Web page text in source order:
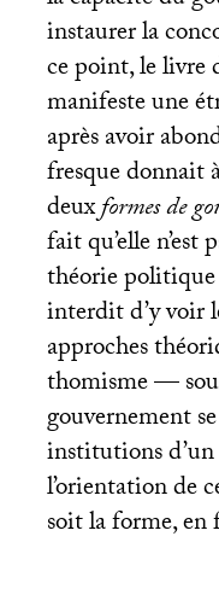
instaurer la
ce point, le livre
manifeste une
après avoir
fresque donnait
deuxformes de
fait qu’elle n’est
théorie politique
interdit d’y voir
approches
thomisme —
gouvernement
institutions
l’orientation de
soit la forme,